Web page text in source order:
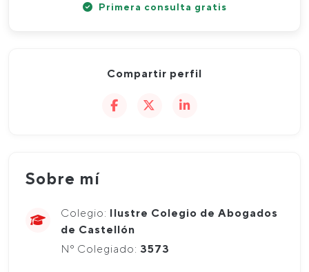
Primera consulta gratis
Compartir perfil
Sobre mí
Colegio: Ilustre Colegio de Abogados
de Castellón
Nº Colegiado: 3573